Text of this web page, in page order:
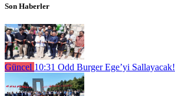
Son Haberler
Güncel 10:31 Odd Burger Ege’yi Sallayacak!